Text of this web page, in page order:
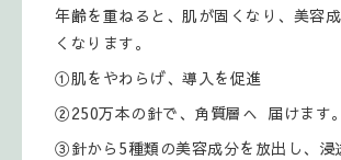
年齢を重ねると、肌が固くなり、美容
くなります。
①肌をやわらげ、導入を促進
②250万本の針で、角質層へ 届けます。
③針から5種類の美容成分を放出し、浸